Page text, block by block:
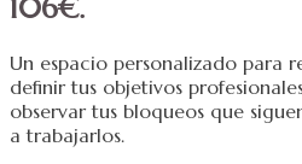
106€.
Un espacio personalizado para
definir tus objetivos
observar tus bloqueos que
a trabajarlos.